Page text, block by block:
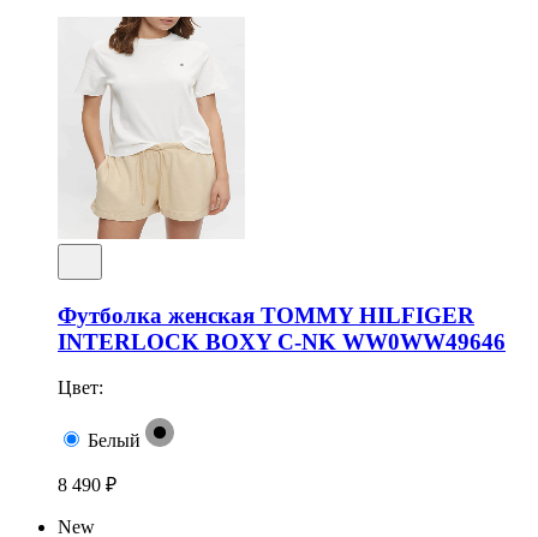
Футболка женская TOMMY HILFIGER
INTERLOCK BOXY C-NK WW0WW49646
Цвет:
Белый
8 490 ₽
New